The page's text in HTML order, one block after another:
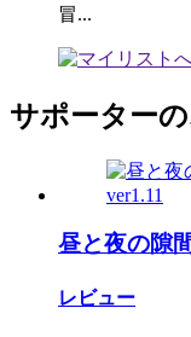
冒...
サポーター
昼と夜の隙
レビュー